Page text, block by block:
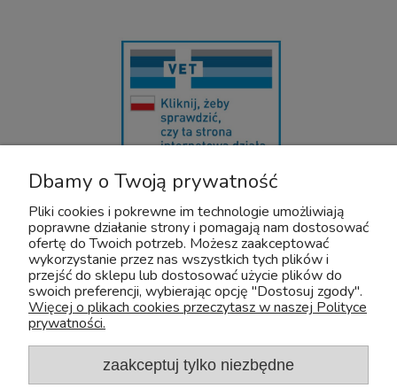
U nas bezpiecznie kupisz leki OTC dla zwierząt. Nadzór sprawuje :
Adres: Kazimierzowska 29 08-110 Siedlce
Tel:+48 25 632 64 59
Fax:+48 25 632 55 84
E-mail:wiw@mazowsze.wiw.gov.pl
www:http://www.wiw.mazowsze.pl/
Sklep Zoologiczny Zoo-Aquos
sklep@zoo-aquos.pl
Dbamy o Twoją prywatność
Pliki cookies i pokrewne im technologie umożliwiają
poprawne działanie strony i pomagają nam dostosować
ofertę do Twoich potrzeb. Możesz zaakceptować
wykorzystanie przez nas wszystkich tych plików i
przejść do sklepu lub dostosować użycie plików do
swoich preferencji, wybierając opcję "Dostosuj zgody".
Więcej o plikach cookies przeczytasz w naszej Polityce
prywatności.
zaakceptuj tylko niezbędne